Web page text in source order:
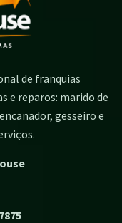
de franquias
e reparos: marido de
gesseiro e